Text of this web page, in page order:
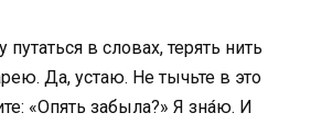
в словах, терять нить
Да, устаю. Не тычьте в это
«Опять забыла?» Я зна́ю. И